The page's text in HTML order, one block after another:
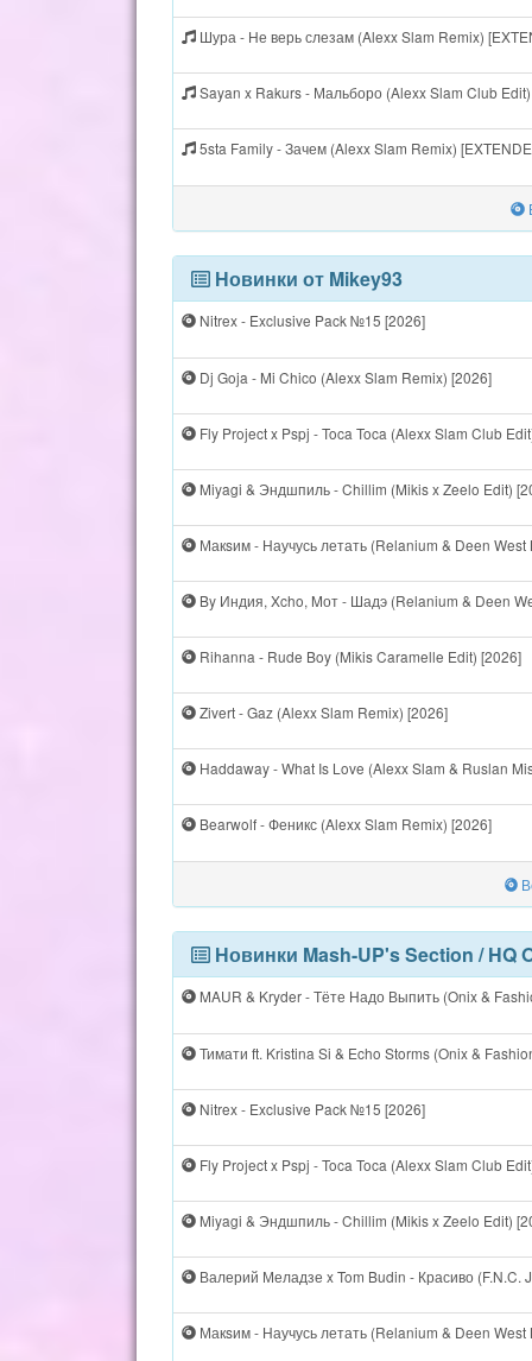
Шура - Не верь слезам (Alexx Slam Remix)
Sayan x Rakurs - Мальборо (Alexx Slam Club
5sta Family - Зачем (Alexx Slam Remix)
Новинки от Mikey93
Nitrex - Exclusive Pack №15 [2026]
Dj Goja - Mi Chico (Alexx Slam Remix) [2026]
Fly Project x Pspj - Toca Toca (Alexx Slam Club
Miyagi & Эндшпиль - Chillim (Mikis x Zeelo Edit)
Макsим - Научусь летать (Relanium & Deen West
By Индия, Xcho, Mот - Шадэ (Relanium & Deen
Rihanna - Rude Boy (Mikis Caramelle Edit) [2026]
Zivert - Gaz (Alexx Slam Remix) [2026]
Haddaway - What Is Love (Alexx Slam & Ruslan
Bearwolf - Феникс (Alexx Slam Remix) [2026]
Новинки Mash-UP's Section / HQ
MAUR & Kryder - Тёте Надо Выпить (Onix &
Тимати ft. Kristina Si & Echo Storms (Onix &
Nitrex - Exclusive Pack №15 [2026]
Fly Project x Pspj - Toca Toca (Alexx Slam Club
Miyagi & Эндшпиль - Chillim (Mikis x Zeelo Edit)
Валерий Меладзе x Tom Budin - Красиво (F.N.C.
Макsим - Научусь летать (Relanium & Deen West